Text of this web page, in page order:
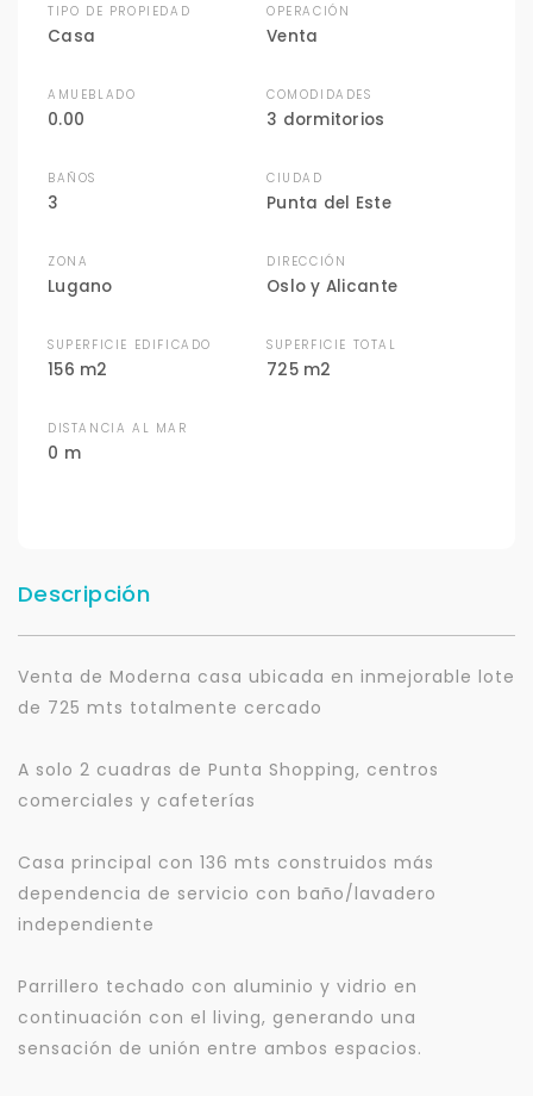
TIPO DE PROPIEDAD
Casa
OPERACIÓN
Venta
AMUEBLADO
0.00
COMODIDADES
3 dormitorios
BAÑOS
3
CIUDAD
Punta del Este
ZONA
Lugano
DIRECCIÓN
Oslo y Alicante
SUPERFICIE EDIFICADO
156 m2
SUPERFICIE TOTAL
725 m2
DISTANCIA AL MAR
0 m
Descripción
Venta de Moderna casa ubicada en inmejorable lote
de 725 mts totalmente cercado
A solo 2 cuadras de Punta Shopping, centros
comerciales y cafeterías
Casa principal con 136 mts construidos más
dependencia de servicio con baño/lavadero
independiente
Parrillero techado con aluminio y vidrio en
continuación con el living, generando una
sensación de unión entre ambos espacios.